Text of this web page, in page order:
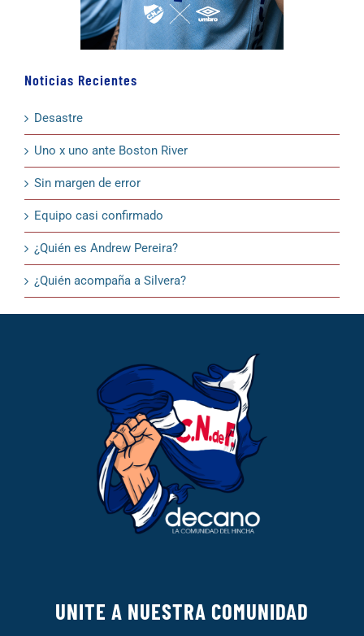
Noticias Recientes
Desastre
Uno x uno ante Boston River
Sin margen de error
Equipo casi confirmado
¿Quién es Andrew Pereira?
¿Quién acompaña a Silvera?
UNITE A NUESTRA COMUNIDAD